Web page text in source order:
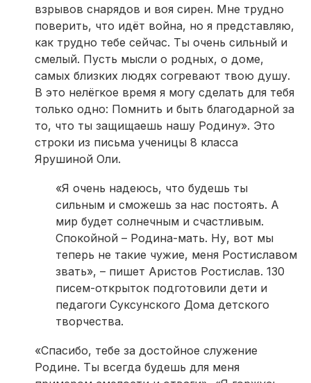
взрывов снарядов и воя сирен. Мне трудно
поверить, что идёт война, но я представляю,
как трудно тебе сейчас. Ты очень сильный и
смелый. Пусть мысли о родных, о доме,
самых близких людях согревают твою душу.
В это нелёгкое время я могу сделать для тебя
только одно: Помнить и быть благодарной за
то, что ты защищаешь нашу Родину». Это
строки из письма ученицы 8 класса
Ярушиной Оли.
«Я очень надеюсь, что будешь ты
сильным и сможешь за нас постоять. А
мир будет солнечным и счастливым.
Спокойной – Родина-мать. Ну, вот мы
теперь не такие чужие, меня Ростиславом
звать», – пишет Аристов Ростислав. 130
писем-открыток подготовили дети и
педагоги Суксунского Дома детского
творчества.
«Спасибо, тебе за достойное служение
Родине. Ты всегда будешь для меня